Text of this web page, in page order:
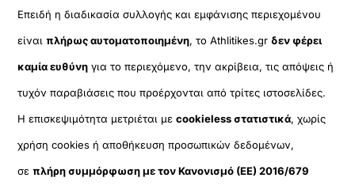
Επειδή η διαδικασία συλλογής και εμφάνισης περιεχομένου
είναιπλήρως αυτοματοποιημένη, το Athlitikes.gr δεν φέρει
καμία ευθύνη για το περιεχόμενο, την ακρίβεια, τις απόψεις ή
τυχόν παραβιάσεις που προέρχονται από τρίτες ιστοσελίδες.
Η επισκεψιμότητα μετριέται μεcookieless στατιστικά, χωρίς
χρήση cookies ή αποθήκευση προσωπικών δεδομένων,
σεπλήρη συμμόρφωση με τον Κανονισμό (ΕΕ) 2016/679